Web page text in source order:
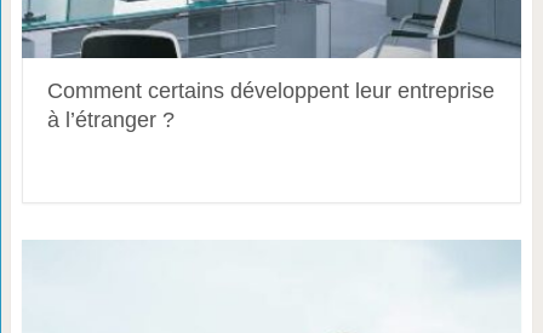
Comment certains développent leur entreprise
à l’étranger ?